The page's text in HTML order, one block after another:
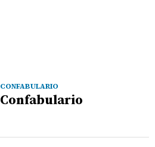
CONFABULARIO
Confabulario